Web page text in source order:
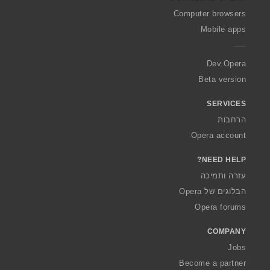
O
a
Computer browsers
Mobile apps
Dev.Opera
Beta version
SERVICES
הרחבות
Opera account
NEED HELP?
עזרה ותמיכה
הבלוגים של Opera
Opera forums
COMPANY
Jobs
Become a partner